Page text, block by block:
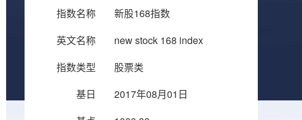
指数名称
新股168指数
英文名称
new stock 168 index
指数类型
股票类
基日
2017年08月01日